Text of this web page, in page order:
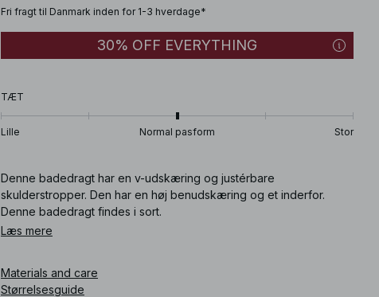
Fri fragt til Danmark inden for 1-3 hverdage*
30% OFF EVERYTHING
TÆT
Lille Normal pasform Stor
Denne badedragt har en v-udskæring og justérbare
skulderstropper. Den har en høj benudskæring og et inderfor.
Denne badedragt findes i sort.
Læs mere
Materials and care
Størrelsesguide